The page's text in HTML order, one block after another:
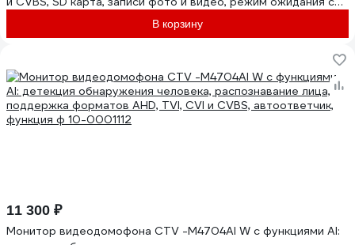
В корзину
11 300 ₽
Монитор видеодомофона CTV -M4704AI W с функциями AI: